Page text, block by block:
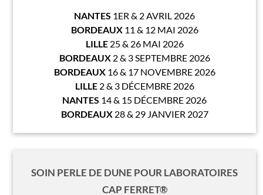
NANTES 1ER & 2 AVRIL 2026
BORDEAUX 11 & 12 MAI 2026
LILLE 25 & 26 MAI 2026
BORDEAUX 2 & 3 SEPTEMBRE 2026
BORDEAUX 16 & 17 NOVEMBRE 2026
LILLE 2 & 3 DÉCEMBRE 2026
NANTES 14 & 15 DÉCEMBRE 2026
BORDEAUX 28 & 29 JANVIER 2027
SOIN PERLE DE DUNE POUR LABORATOIRES
CAP FERRET®